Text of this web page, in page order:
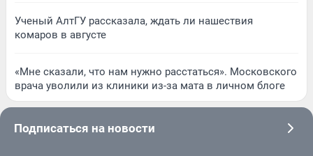
Ученый АлтГУ рассказала, ждать ли нашествия
комаров в августе
«Мне сказали, что нам нужно расстаться». Московского
врача уволили из клиники из-за мата в личном блоге
Подписаться на новости